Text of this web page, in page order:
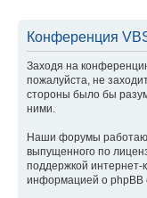
Конференция
Заходя на
пожалуйста, не
стороны было бы
ними.
Наши форумы
выпущенного по
поддержкой интернет-
информацией о phpBB